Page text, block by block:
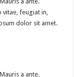
vitae, feugiat in,
dolor sit amet.
a ante.